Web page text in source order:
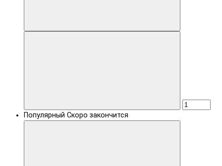
Популярный Скоро закончится